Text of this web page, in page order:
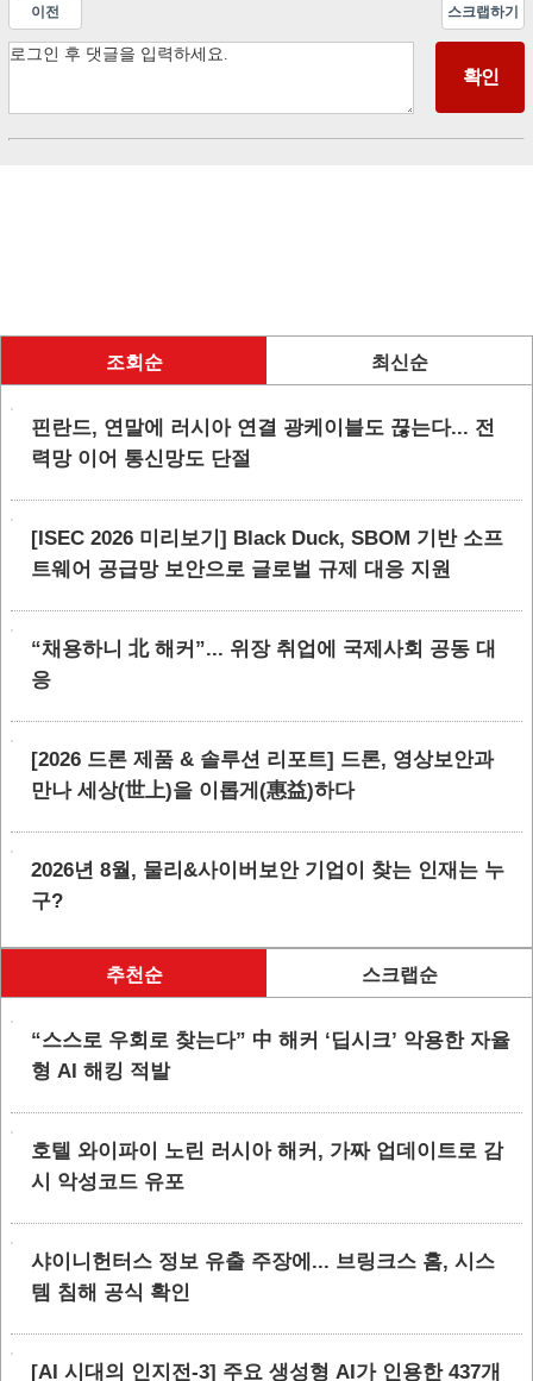
이전 스크랩하기
조회순 최신순
핀란드, 연말에 러시아 연결 광케이블도 끊는다... 전
력망 이어 통신망도 단절
[ISEC 2026 미리보기] Black Duck, SBOM 기반 소프
트웨어 공급망 보안으로 글로벌 규제 대응 지원
“채용하니 北 해커”... 위장 취업에 국제사회 공동 대
응
[2026 드론 제품 & 솔루션 리포트] 드론, 영상보안과
만나 세상(世上)을 이롭게(惠益)하다
2026년 8월, 물리&사이버보안 기업이 찾는 인재는 누
구?
추천순 스크랩순
“스스로 우회로 찾는다” 中 해커 ‘딥시크’ 악용한 자율
형 AI 해킹 적발
호텔 와이파이 노린 러시아 해커, 가짜 업데이트로 감
시 악성코드 유포
샤이니헌터스 정보 유출 주장에... 브링크스 홈, 시스
템 침해 공식 확인
[AI 시대의 인지전-3] 주요 생성형 AI가 인용한 437개